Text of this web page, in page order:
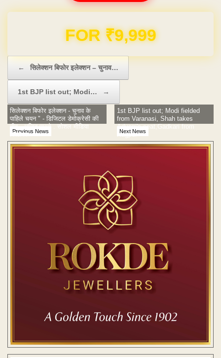
Domain & Hosting FREE for 1 Year
← सिलेक्शन बिफोर इलेक्शन – चुनाव…
1st BJP list out; Modi… →
Previous News
सिलेक्शन बिफोर इलेक्शन - चुनाव के
पाहिले चयन " - डिजिटल डेमोक्रेसी की
नीव - अजित पारसे . सोशल मीडिया
विश्लेषक
Next News
1st BJP list out; Modi fielded
from Varanasi, Shah takes
Advani's seat,Gadkari from
Nagpur